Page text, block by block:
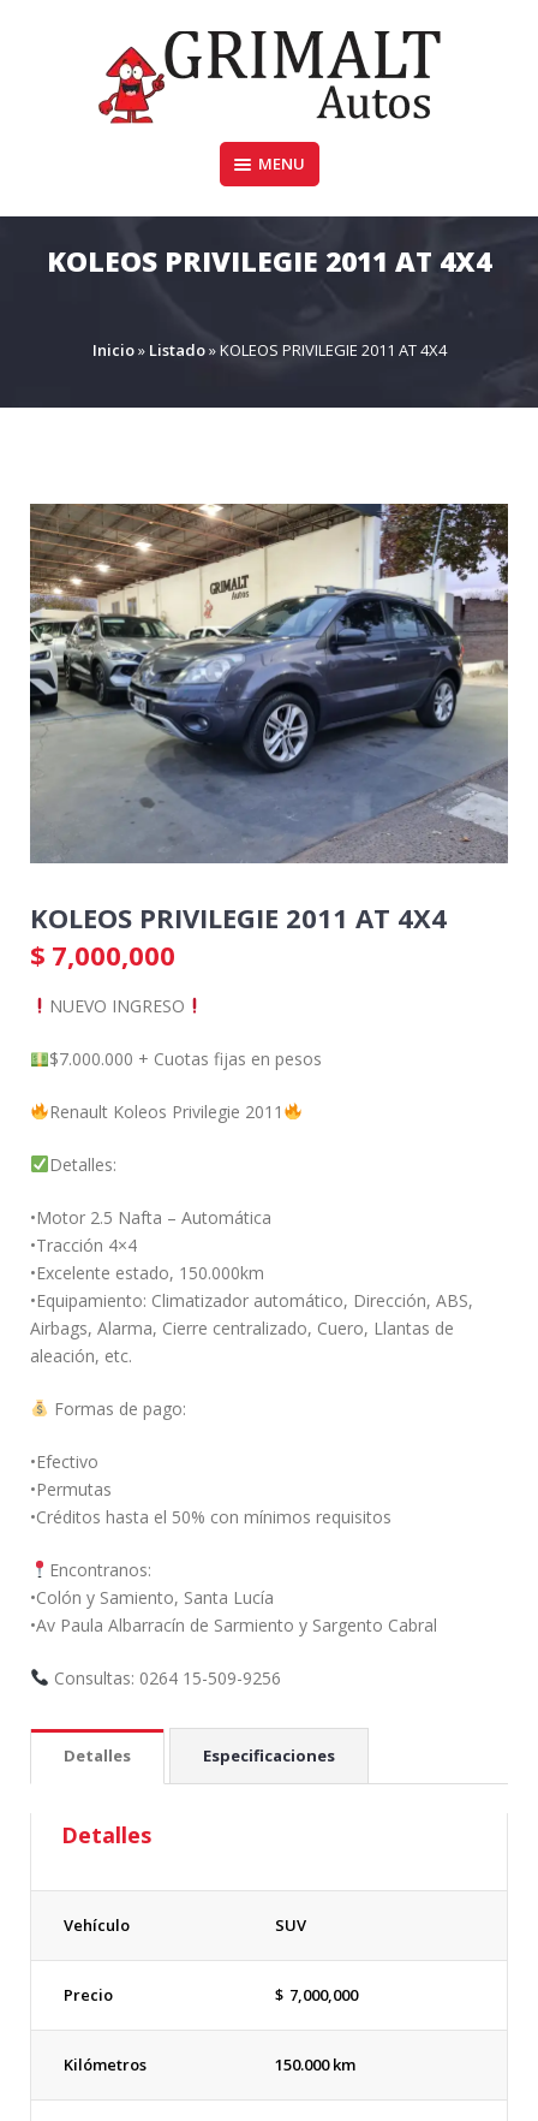
GRIMALTAUTOS.COM.AR
MENU
KOLEOS PRIVILEGIE 2011 AT 4X4
Inicio» Listado»KOLEOS PRIVILEGIE 2011 AT 4X4
KOLEOS PRIVILEGIE 2011 AT 4X4
$ 7,000,000
NUEVO INGRESO
$7.000.000 + Cuotas fijas en pesos
Renault Koleos Privilegie 2011
Detalles:
•Motor 2.5 Nafta – Automática
•Tracción 4×4
•Excelente estado, 150.000km
•Equipamiento: Climatizador automático, Dirección, ABS,
Airbags, Alarma, Cierre centralizado, Cuero, Llantas de
aleación, etc.
Formas de pago:
•Efectivo
•Permutas
•Créditos hasta el 50% con mínimos requisitos
Encontranos:
•Colón y Samiento, Santa Lucía
•Av Paula Albarracín de Sarmiento y Sargento Cabral
Consultas: 0264 15-509-9256
Detalles Especificaciones
Detalles
Vehículo SUV
Precio $ 7,000,000
Kilómetros 150.000 km